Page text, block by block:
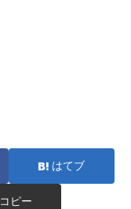
はてブ
コピー